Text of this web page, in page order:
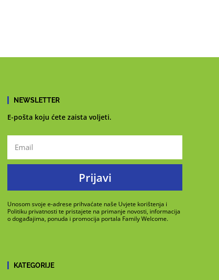
NEWSLETTER
E-pošta koju ćete zaista voljeti.
Prijavi
Unosom svoje e-adrese prihvaćate naše Uvjete korištenja i
Politiku privatnosti te pristajete na primanje novosti, informacija
o događajima, ponuda i promocija portala Family Welcome.
KATEGORIJE